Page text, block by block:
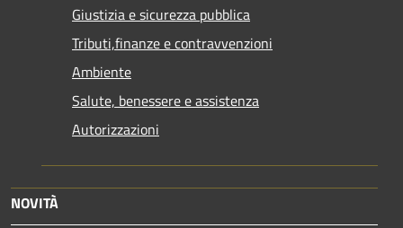
Giustizia e sicurezza pubblica
Tributi,finanze e contravvenzioni
Ambiente
Salute, benessere e assistenza
Autorizzazioni
NOVITÀ